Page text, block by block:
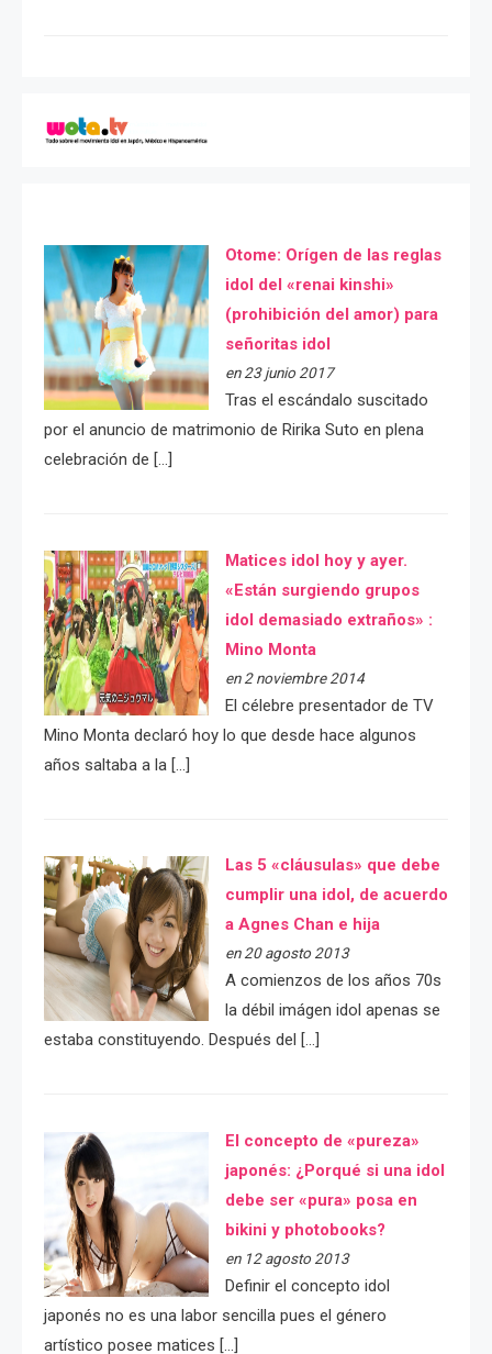
Otome: Orígen de las reglas
idol del «renai kinshi»
(prohibición del amor) para
señoritas idol
en 23 junio 2017
Tras el escándalo suscitado
por el anuncio de matrimonio de Ririka Suto en plena
celebración de […]
Matices idol hoy y ayer.
«Están surgiendo grupos
idol demasiado extraños» :
Mino Monta
en 2 noviembre 2014
El célebre presentador de TV
Mino Monta declaró hoy lo que desde hace algunos
años saltaba a la […]
Las 5 «cláusulas» que debe
cumplir una idol, de acuerdo
a Agnes Chan e hija
en 20 agosto 2013
A comienzos de los años 70s
la débil imágen idol apenas se
estaba constituyendo. Después del […]
El concepto de «pureza»
japonés: ¿Porqué si una idol
debe ser «pura» posa en
bikini y photobooks?
en 12 agosto 2013
Definir el concepto idol
japonés no es una labor sencilla pues el género
artístico posee matices […]